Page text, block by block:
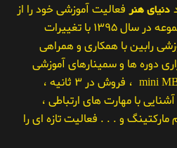
دنیای هنر فعالیت آموزشی خود را از
سال ۱۳۸۰ اغاز نمود،این مجموعه در سال ۱۳۹۵ با تغییرات
رابین با همکاری و همراهی
دوره ها و سمینارهای آموزشی
نظیر بازاریابی شبکه ای ، mini MBA ، فروش در ۳ ثانیه ،
با مهارت های ارتباطی ،
و . . . فعالیت تازه ای را